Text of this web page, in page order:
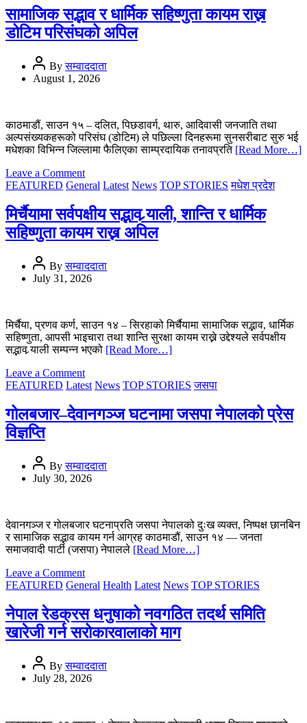
एजेण्डाले
राजनीति
मापन
सामाजिक सद्भाव र धार्मिक सहिष्णुता कायम राख्न
डोटिम परिसंघको अपिल
Byसम्वाददाता
August 1, 2026
काठमाडौं, साउन १५ – दलित, पिछडावर्ग, थारु, आदिवासी जनजाति तथा
अल्पसंख्यकहरूको परिसंघ (डोटिम) ले पछिल्ला दिनहरूमा सुनसरीबाट सुरु भई
मधेशका विभिन्न जिल्लामा फैलिएका साम्प्रदायिक तनावप्रति [Read More…]
Leave a Commenton
सामाजिक
र
धार्मिक
सहिष्णुता
डोटिम
परिसंघको
FEATURED General Latest News TOP STORIES मधेश प्रदेश
मिर्चैयामा सर्वपक्षीय सद्भाव र्‍याली, शान्ति र धार्मिक
सहिष्णुता कायम राख्न अपिल
Byसम्वाददाता
July 31, 2026
मिर्चैया, प्रणव कर्ण, साउन १४ – सिरहाको मिर्चैयामा सामाजिक सद्भाव, धार्मिक
सहिष्णुता, आपसी भाइचारा तथा शान्ति सुरक्षा कायम राख्ने उद्देश्यले सर्वपक्षीय
सद्भाव र्‍याली सम्पन्न भएको [Read More…]
Leave a Commenton
मिर्चैयामा
सद्भाव
र्‍याली,
सहिष्णुता
कायम
FEATURED Latest News TOP STORIES जसपा
गोलबजार–देवानगञ्ज घटनामा जसपा नेपालको प्रेस
विज्ञप्ति
Byसम्वाददाता
July 30, 2026
देवानगञ्ज र गोलबजार घटनाप्रति जसपा नेपालको दुःख व्यक्त, निष्पक्ष छानबिन
र सामाजिक सद्भाव कायम गर्न आग्रह काठमाडौं, साउन १४ — जनता
समाजवादी पार्टी (जसपा) नेपालले [Read More…]
Leave a Commenton
गोलबजार–
घटनामा
जसपा
नेपालको
FEATURED General Health Latest News TOP STORIES
नेपाल रेडक्रस धनुषाको नवगठित तदर्थ समिति
खारेजी गर्न सरोकारवालाको माग
Byसम्वाददाता
July 28, 2026